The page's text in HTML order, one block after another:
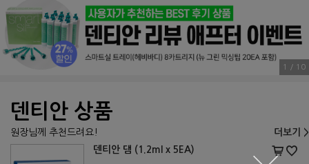
1 / 10
덴티안 상품
원장님께 추천드려요!
더보기 >
덴티안 댐 (1.2ml x 5EA)